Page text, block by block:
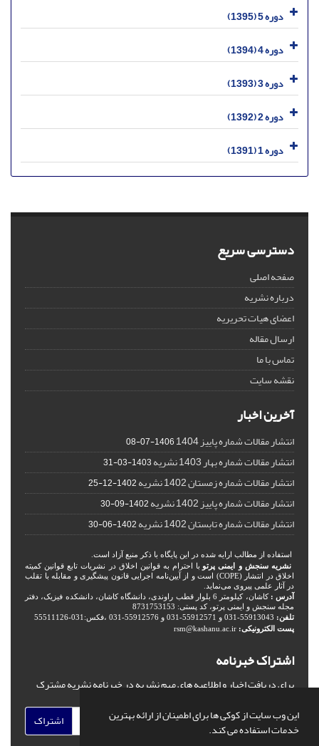
این وب سایت از کوکی ها برای اطمینان از ارائه بهترین
خدمات استفاده می کند.
دوره 5 (1395)
دوره 4 (1394)
دوره 3 (1393)
دوره 2 (1392)
دوره 1 (1391)
دسترسی سریع
صفحه اصلی
درباره نشریه
اعضای هیات تحریریه
ارسال مقاله
تماس با ما
نقشه سایت
آخرین اخبار
انتشار مقالات شماره پاییز 1404 1406-07-08
انتشار مقالات شماره بهار 1403 نشریه 1403-03-31
انتشار مقالات شماره زمستان 1402 نشریه 1402-12-25
انتشار مقالات شماره پاییز 1402 نشریه 1402-09-30
انتشار مقالات شماره تابستان 1402 نشریه 1402-06-30
استفاده از مطالب ارایه شده در این پایگاه با ذکر منبع آزاد است.
نشریه سنجش و ایمنی پرتو با احترام به قوانین اخلاق در نشریات تابع قوانین کمیته
اخلاق در انتشار (COPE) است و از آیین‌نامه اجرایی قانون پیشگیری و مقابله با تقلب
در آثار علمی پیروی می‌نماید.
آدرس :
کاشان، کیلومتر 6 بلوار قطب راوندی، دانشگاه کاشان، دانشکده فیزیک، دفتر
مجله سنجش و ایمنی پرتو، کد پستی: 8731753153
تلفن:
پست الکترونیکی: rsm@kashanu.ac.ir
اشتراک خبرنامه
برای دریافت اخبار و اطلاعیه های مهم نشریه در خبرنامه نشریه مشترک
اشتراک